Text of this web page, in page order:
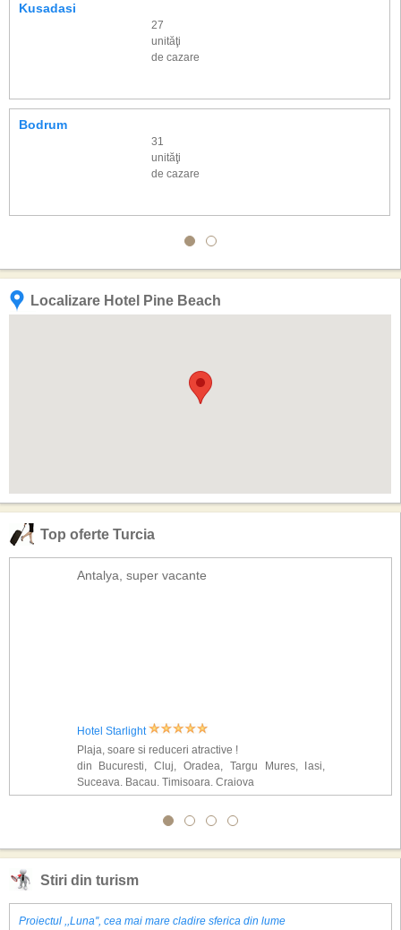
Kusadasi
27
unităţi
de cazare
Bodrum
31
unităţi
de cazare
Localizare Hotel Pine Beach
Top oferte Turcia
Antalya, super vacante
Hotel Starlight
Plaja, soare si reduceri atractive !
din Bucuresti, Cluj, Oradea, Targu Mures, Iasi,
Suceava, Bacau, Timisoara, Craiova
Stiri din turism
Proiectul ,,Luna'', cea mai mare cladire sferica din lume